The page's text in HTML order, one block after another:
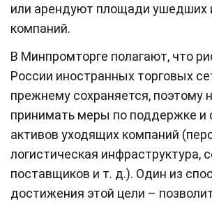
или арендуют площади ушедших
компаний.
В Минпромторге полагают, что
России иностранных торговых
прежнему сохраняется, поэтому
принимать меры по поддержке и
активов уходящих компаний
логистическая инфраструктура,
поставщиков и т. д.). Один из
достижения этой цели –